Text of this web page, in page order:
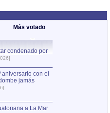
Más votado
condenado por
con el
jamás
a La Mar